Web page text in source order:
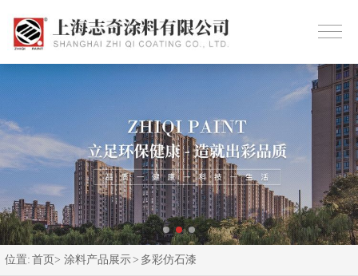
位置: 首页> 涂料产品展示> 多彩仿石漆